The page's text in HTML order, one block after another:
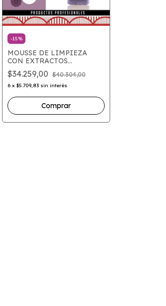
-15%
MOUSSE DE LIMPIEZA
CON EXTRACTOS
FRUTALES X 160
$34.259,00 $40.304,00
6 x $5.709,83 sin interés